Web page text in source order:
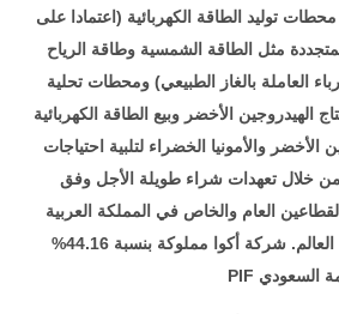
توليد الطاقة الكهربائية (اعتمادا على
مثل الطاقة الشمسية وطاقة الرياح
العاملة بالغاز الطبيعي) ومحطات تحلية
الهيدروجين الأخضر وبيع الطاقة الكهربائية
الأخضر والأمونيا الخضراء لتلبية احتياجات
خلال تعهدات شراء طويلة الأجل وفق
العام والخاص في المملكة العربية
السعودية وفي كافة أنحاء العالم. شركة أكوا مملوكة بنسبة 44.16%
السعودي